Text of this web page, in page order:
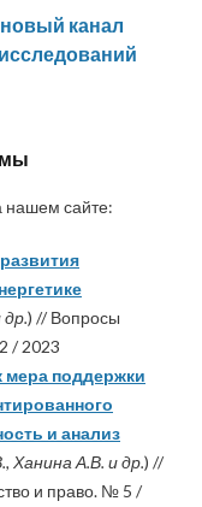
канал
нашем сайте:
) // Вопросы
/ 2023
мера поддержки
и анализ
Ханина А.В. и др.) //
и право. № 5 /